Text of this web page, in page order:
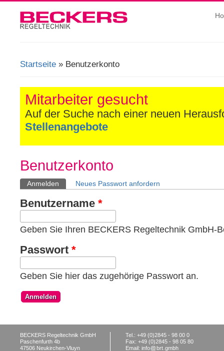
Startseite » Benutzerkonto
Mitarbeiter gesucht
Auf der Suche nach einer neuen
Stellenangebote
Benutzerkonto
Haupt-Reiter
Anmelden (aktiver Reiter)
Neues Passwort anfordern
Benutzername *
Geben Sie Ihren BECKERS Regeltechnik GmbH-
Passwort *
Geben Sie hier das zugehörige Passwort an.
BECKERS Regeltechnik GmbH
Paschenfurth 4b
47506 Neukirchen-Vluyn
Tel.: +49 (0)2845 - 98 00 0
Fax: +49 (0)2845 - 98 05 80
Email: info
brt gmbh